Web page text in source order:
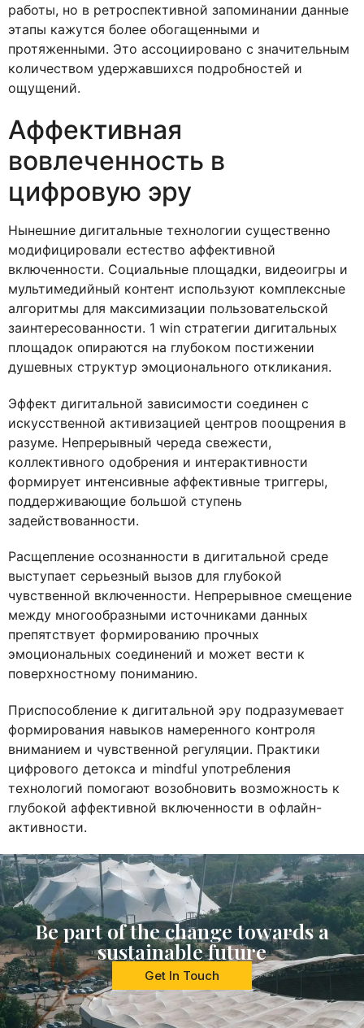
работы, но в ретроспективной запоминании данные
этапы кажутся более обогащенными и
протяженными. Это ассоциировано с значительным
количеством удержавшихся подробностей и
ощущений.
Аффективная
вовлеченность в
цифровую эру
Нынешние дигитальные технологии существенно
модифицировали естество аффективной
включенности. Социальные площадки, видеоигры и
мультимедийный контент используют комплексные
алгоритмы для максимизации пользовательской
заинтересованности. 1 win стратегии дигитальных
площадок опираются на глубоком постижении
душевных структур эмоционального откликания.
Эффект дигитальной зависимости соединен с
искусственной активизацией центров поощрения в
разуме. Непрерывный череда свежести,
коллективного одобрения и интерактивности
формирует интенсивные аффективные триггеры,
поддерживающие большой ступень
задействованности.
Расщепление осознанности в дигитальной среде
выступает серьезный вызов для глубокой
чувственной включенности. Непрерывное смещение
между многообразными источниками данных
препятствует формированию прочных
эмоциональных соединений и может вести к
поверхностному пониманию.
Приспособление к дигитальной эру подразумевает
формирования навыков намеренного контроля
вниманием и чувственной регуляции. Практики
цифрового детокса и mindful употребления
технологий помогают возобновить возможность к
глубокой аффективной включенности в офлайн-
активности.
Be part of the change towards a
sustainable future
Get In Touch